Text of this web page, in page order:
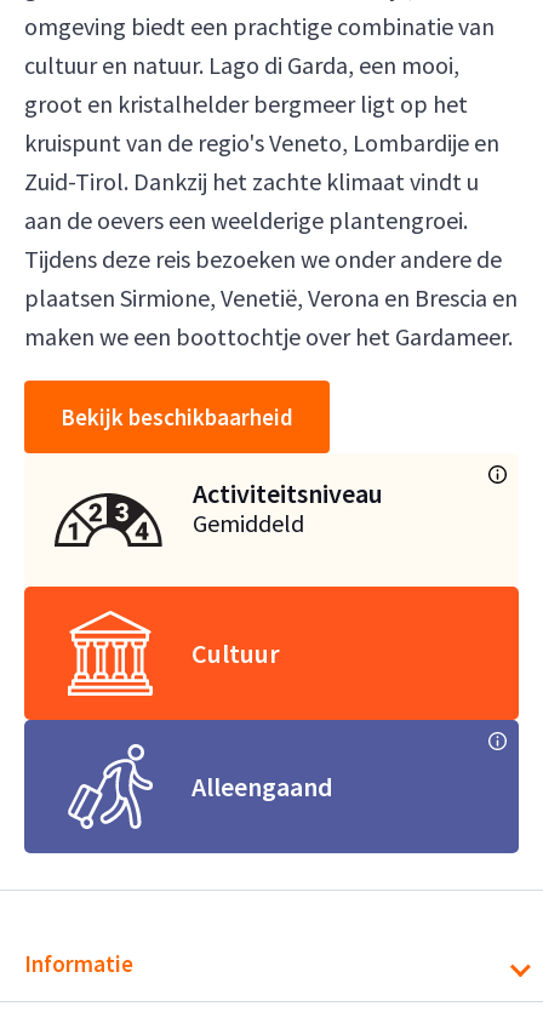
omgeving biedt een prachtige combinatie van
cultuur en natuur. Lago di Garda, een mooi,
groot en kristalhelder bergmeer ligt op het
kruispunt van de regio's Veneto, Lombardije en
Zuid-Tirol. Dankzij het zachte klimaat vindt u
aan de oevers een weelderige plantengroei.
Tijdens deze reis bezoeken we onder andere de
plaatsen Sirmione, Venetië, Verona en Brescia en
maken we een boottochtje over het Gardameer.
Bekijk beschikbaarheid
Activiteitsniveau
Gemiddeld
Cultuur
Alleengaand
Informatie